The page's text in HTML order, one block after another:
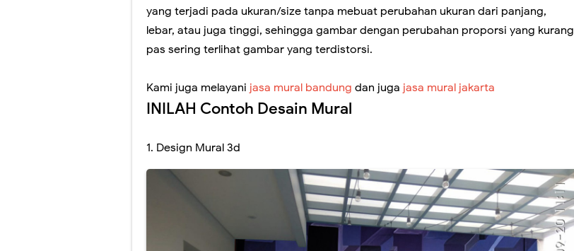
yang terjadi pada ukuran/size tanpa mebuat perubahan ukuran dari panjang,
lebar, atau juga tinggi, sehingga gambar dengan perubahan proporsi yang kurang
pas sering terlihat gambar yang terdistorsi.
Kami juga melayani jasa mural bandung dan juga jasa mural jakarta
INILAH Contoh Desain Mural
1. Design Mural 3d